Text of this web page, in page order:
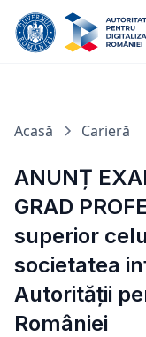
Acasă Carieră
ANUNȚ
GRAD
superior
societatea
Autorității
României